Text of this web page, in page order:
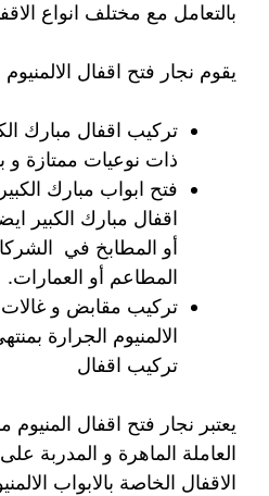
بالتعامل مع مختلف انواع
يقوم نجار فتح اقفال
تركيب اقفال مبارك
ذات نوعيات ممتازة
فتح ابواب مبارك
اقفال مبارك الكبير
أو المطابخ في
المطاعم أو العمارات.
تركيب مقابض و غالات
الالمنيوم الجرارة
تركيب اقفال
يعتبر نجار فتح اقفال المنيوم
العاملة الماهرة و المدربة
الاقفال الخاصة بالابواب